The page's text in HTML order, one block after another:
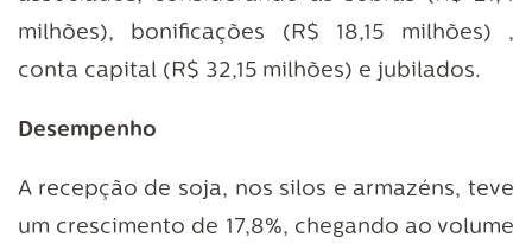
milhões), bonificações (R$ 18,15 milhões) ,
conta capital (R$ 32,15 milhões) e jubilados.
Desempenho
A recepção de soja, nos silos e armazéns, teve
um crescimento de 17,8%, chegando ao volume